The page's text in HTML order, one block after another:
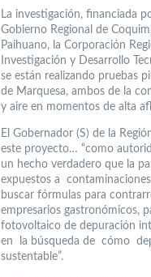
La investigación, financiada
Gobierno Regional de
Paihuano, la Corporación
Investigación y Desarrollo
se están realizando pruebas
de Marquesa, ambos de la
y aire en momentos de alta
El Gobernador (S) de la
este proyecto… “como
un hecho verdadero que la
expuestos a
buscar fórmulas para
empresarios gastronómicos,
fotovoltaico de depuración
en la búsqueda de cómo
sustentable”.